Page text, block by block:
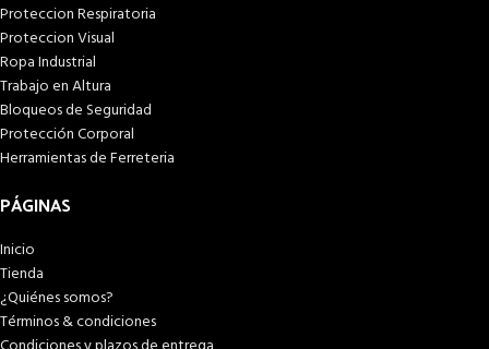
Proteccion Respiratoria
Proteccion Visual
Ropa Industrial
Trabajo en Altura
Bloqueos de Seguridad
Protección Corporal
Herramientas de Ferreteria
PÁGINAS
Inicio
Tienda
¿Quiénes somos?
Términos & condiciones